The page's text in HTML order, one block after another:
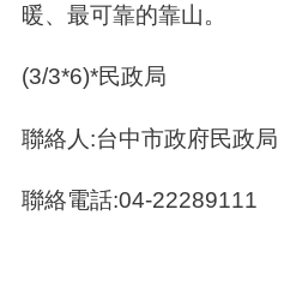
暖、最可靠的靠山。
(3/3*6)*民政局
聯絡人:台中市政府民政局
聯絡電話:04-22289111